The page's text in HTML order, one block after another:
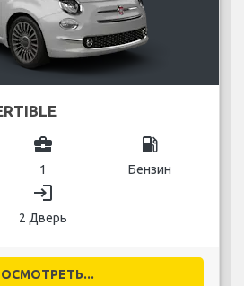
business_center
1
local_gas_station
Бензин
login
2 Дверь